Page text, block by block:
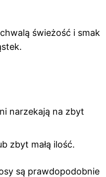
świeżość i smak
narzekają na zbyt
zbyt małą ilość.
są prawdopodobnie